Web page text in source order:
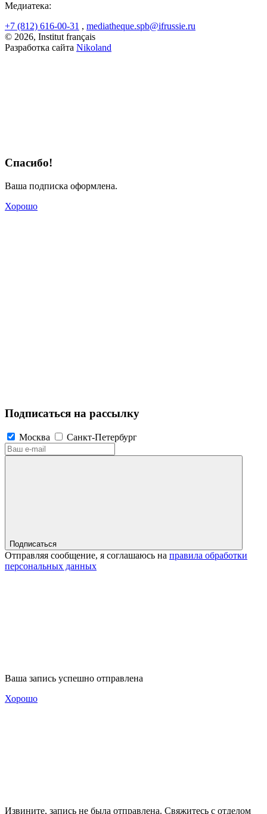
Медиатека:
+7 (812) 616-00-31 , mediatheque.spb@ifrussie.ru
© 2026, Institut français
Разработка сайта Nikoland
Спасибо!
Ваша подписка оформлена.
Хорошо
Подписаться на рассылку
Москва Санкт-Петербург
Подписаться
Отправляя сообщение, я соглашаюсь на правила обработки
персональных данных
Ваша запись успешно отправлена
Хорошо
Извините, запись не была отправлена. Свяжитесь с отделом